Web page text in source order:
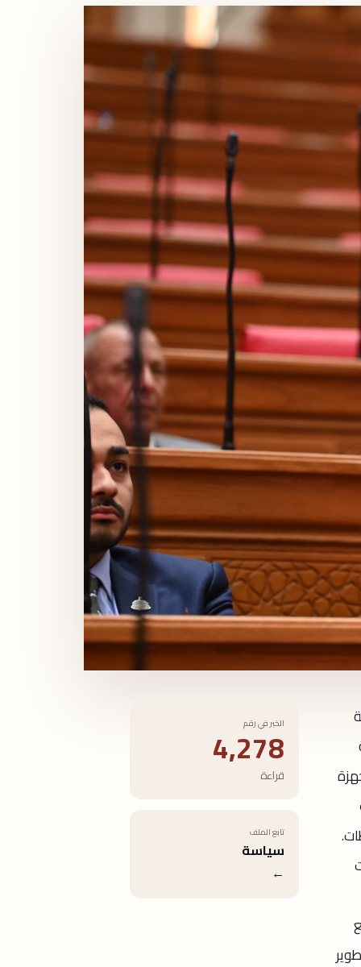
الخبر في رقم
4,278
قراءة
تابع الملف
سياسة
←